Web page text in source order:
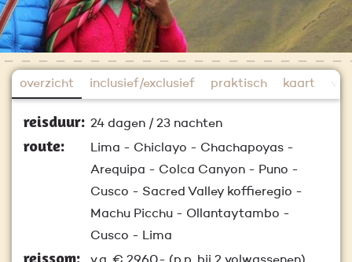
overzicht inclusief/exclusief praktisch kaart
reisduur: 24 dagen / 23 nachten
route:
Lima - Chiclayo - Chachapoyas -
Arequipa - Colca Canyon - Puno -
Cusco - Sacred Valley koffieregio -
Machu Picchu - Ollantaytambo -
Cusco - Lima
reissom: